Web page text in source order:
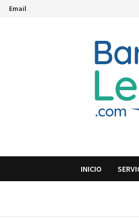
Email
INICIO